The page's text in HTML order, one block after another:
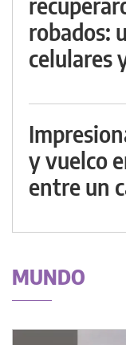
robados:
celulares
y vuelco
entre un
MUNDO